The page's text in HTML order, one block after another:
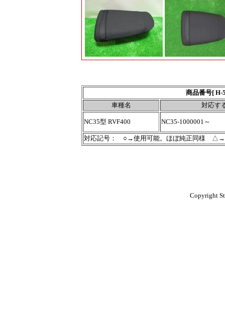
商品番号[
車種名
対応す
NC35型 RVF400 NC35-1000001～
対応記号： ○→使用可能。ほぼ純正同様
Copyright